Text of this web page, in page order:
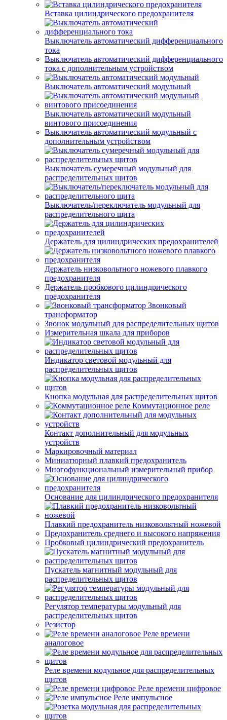
Вставка цилиндрического предохранителя
Выключатель автоматический дифференциального
тока
Выключатель автоматический дифференциального
тока с дополнительным устройством
Выключатель автоматический модульный
Выключатель автоматический модульный
винтового присоединения
Выключатель автоматический модульный с
дополнительным устройством
Выключатель сумеречный модульный для
распределительных щитов
Выключатель/переключатель модульный для
распределительного щита
Держатель для цилиндрических предохранителей
Держатель низковольтного ножевого плавкого
предохранителя
Держатель пробкового цилиндрического
предохранителя
Звонковый
трансформатор
Звонок модульный для распределительных щитов
Измерительная шкала для приборов
Индикатор световой модульный для
распределительных щитов
Кнопка модульная для распределительных щитов
Коммутационное реле
Контакт дополнительный для модульных
устройств
Маркировочный материал
Миниатюрный плавкий предохранитель
Многофункциональный измерительный прибор
Основание для цилиндрического предохранителя
Плавкий предохранитель низковольтный ножевой
Предохранитель среднего и высокого напряжения
Пробковый цилиндрический предохранитель
Пускатель магнитный модульный для
распределительных щитов
Регулятор температуры модульный для
распределительных щитов
Резистор
Реле времени
аналоговое
Реле времени модульное для распределительных
щитов
Реле времени цифровое
Реле импульсное